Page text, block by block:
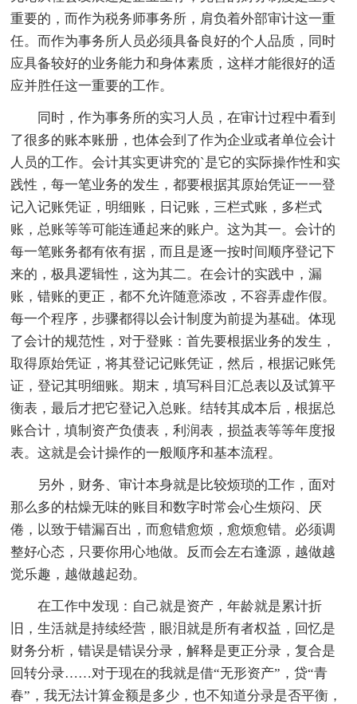
重要的，而作为税务师事务所，肩负着外部审计这一重
任。而作为事务所人员必须具备良好的个人品质，同时
应具备较好的业务能力和身体素质，这样才能很好的适
应并胜任这一重要的工作。
同时，作为事务所的实习人员，在审计过程中看到
了很多的账本账册，也体会到了作为企业或者单位会计
人员的工作。会计其实更讲究的`是它的实际操作性和实
践性，每一笔业务的发生，都要根据其原始凭证一一登
记入记账凭证，明细账，日记账，三栏式账，多栏式
账，总账等等可能连通起来的账户。这为其一。会计的
每一笔账务都有依有据，而且是逐一按时间顺序登记下
来的，极具逻辑性，这为其二。在会计的实践中，漏
账，错账的更正，都不允许随意添改，不容弄虚作假。
每一个程序，步骤都得以会计制度为前提为基础。体现
了会计的规范性，对于登账：首先要根据业务的发生，
取得原始凭证，将其登记记账凭证，然后，根据记账凭
证，登记其明细账。期末，填写科目汇总表以及试算平
衡表，最后才把它登记入总账。结转其成本后，根据总
账合计，填制资产负债表，利润表，损益表等等年度报
表。这就是会计操作的一般顺序和基本流程。
另外，财务、审计本身就是比较烦琐的工作，面对
那么多的枯燥无味的账目和数字时常会心生烦闷、厌
倦，以致于错漏百出，而愈错愈烦，愈烦愈错。必须调
整好心态，只要你用心地做。反而会左右逢源，越做越
觉乐趣，越做越起劲。
在工作中发现：自己就是资产，年龄就是累计折
旧，生活就是持续经营，眼泪就是所有者权益，回忆是
财务分析，错误是错误分录，解释是更正分录，复合是
回转分录……对于现在的我就是借“无形资产”，贷“青
春”，我无法计算金额是多少，也不知道分录是否平衡，